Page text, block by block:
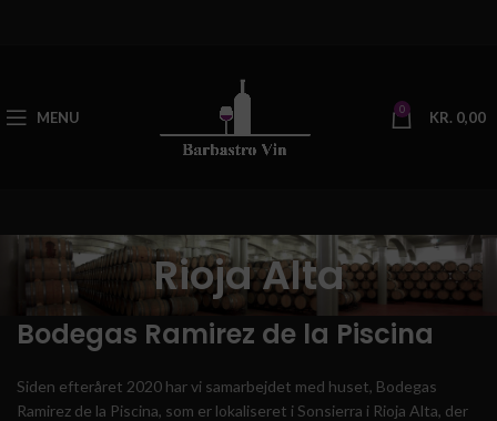
MENU 0 KR. 0,00
Rioja Alta
Bodegas Ramirez de la Piscina
Siden efteråret 2020 har vi samarbejdet med huset, Bodegas
Ramirez de la Piscina, som er lokaliseret i Sonsierra i Rioja Alta, der